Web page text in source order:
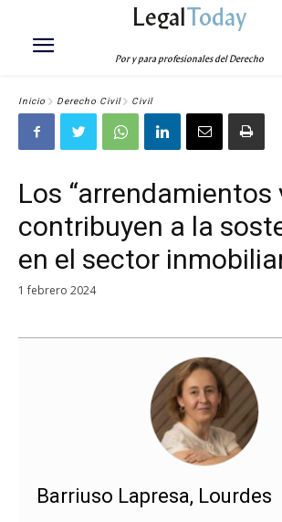
LegalToday
Por y para profesionales del Derecho
Inicio Derecho Civil Civil
Los “arrendamientos
contribuyen a la
en el sector
1 febrero 2024
Barriuso Lapresa, Lourdes